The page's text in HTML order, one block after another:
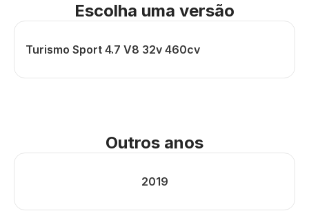
Escolha uma versão
Turismo Sport 4.7 V8 32v 460cv
Outros anos
2019